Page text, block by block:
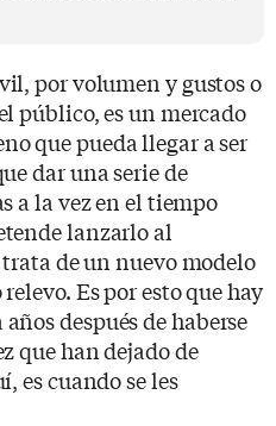
por volumen y gustos o
público, es un mercado
que pueda llegar a ser
dar una serie de
a la vez en el tiempo
lanzarlo al
de un nuevo modelo
Es por esto que hay
después de haberse
que han dejado de
es cuando se les